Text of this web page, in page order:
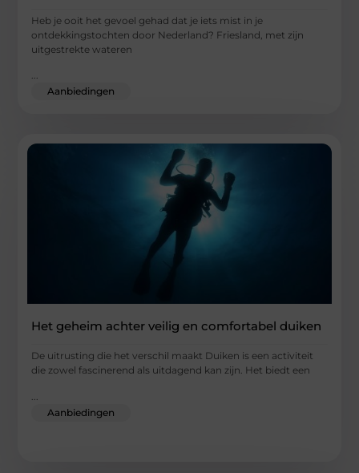
Heb je ooit het gevoel gehad dat je iets mist in je
ontdekkingstochten door Nederland? Friesland, met zijn
uitgestrekte wateren
...
Aanbiedingen
Het geheim achter veilig en comfortabel duiken
De uitrusting die het verschil maakt Duiken is een activiteit
die zowel fascinerend als uitdagend kan zijn. Het biedt een
Aanbiedingen